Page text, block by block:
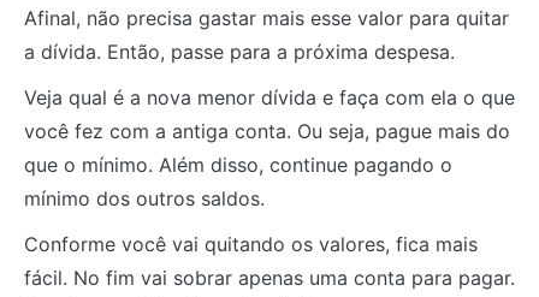
Afinal, não precisa gastar mais esse valor para quitar
a dívida. Então, passe para a próxima despesa.
Veja qual é a nova menor dívida e faça com ela o que
você fez com a antiga conta. Ou seja, pague mais do
que o mínimo. Além disso, continue pagando o
mínimo dos outros saldos.
Conforme você vai quitando os valores, fica mais
fácil. No fim vai sobrar apenas uma conta para pagar.